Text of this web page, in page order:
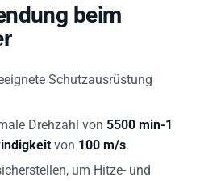
beim
Schutzausrüstung
Drehzahl von 5500 min-1
von 100 m/s.
um Hitze- und